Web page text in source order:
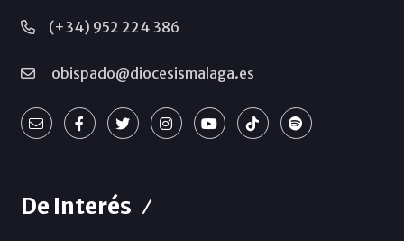
(+34) 952 224 386
obispado@diocesismalaga.es
De Interés